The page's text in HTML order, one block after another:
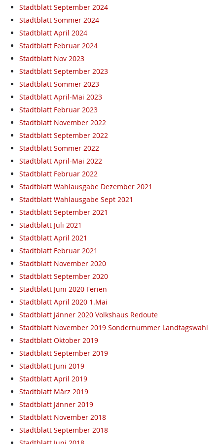
Stadtblatt September 2024
Stadtblatt Sommer 2024
Stadtblatt April 2024
Stadtblatt Februar 2024
Stadtblatt Nov 2023
Stadtblatt September 2023
Stadtblatt Sommer 2023
Stadtblatt April-Mai 2023
Stadtblatt Februar 2023
Stadtblatt November 2022
Stadtblatt September 2022
Stadtblatt Sommer 2022
Stadtblatt April-Mai 2022
Stadtblatt Februar 2022
Stadtblatt Wahlausgabe Dezember 2021
Stadtblatt Wahlausgabe Sept 2021
Stadtblatt September 2021
Stadtblatt Juli 2021
Stadtblatt April 2021
Stadtblatt Februar 2021
Stadtblatt November 2020
Stadtblatt September 2020
Stadtblatt Juni 2020 Ferien
Stadtblatt April 2020 1.Mai
Stadtblatt Jänner 2020 Volkshaus Redoute
Stadtblatt November 2019 Sondernummer Landtagswahl
Stadtblatt Oktober 2019
Stadtblatt September 2019
Stadtblatt Juni 2019
Stadtblatt April 2019
Stadtblatt März 2019
Stadtblatt Jänner 2019
Stadtblatt November 2018
Stadtblatt September 2018